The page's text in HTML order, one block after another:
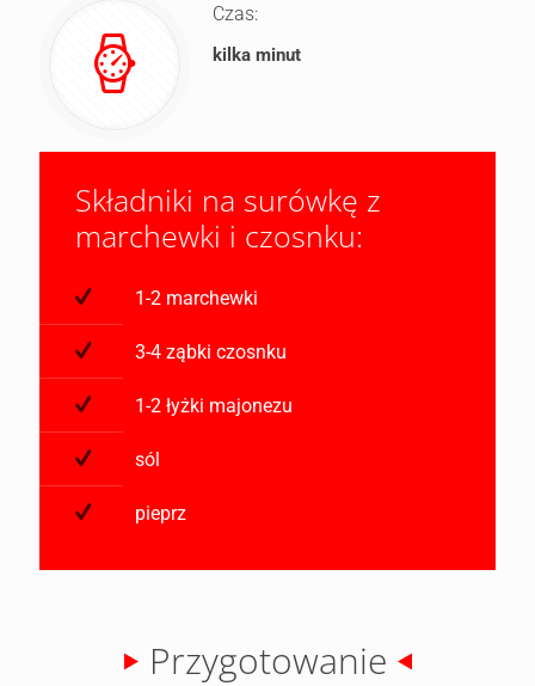
Czas:
kilka minut
Składniki na surówkę z
marchewki i czosnku:
1-2 marchewki
3-4 ząbki czosnku
1-2 łyżki majonezu
sól
pieprz
Przygotowanie